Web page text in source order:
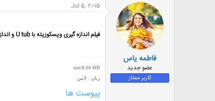
و
ض
ی
خ
ش
ر
عفاطمه یاس
عضو جدید
کاربر ممتاز
Jul 5, 2015
فیلم اندازه گیری ویسکوزیته با U tub و اندازه گیری چگالی با پیکنومیتر
size:8.04 MB
زبان : لاتین
پیوست ها